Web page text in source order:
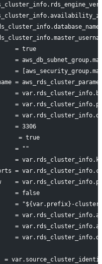
= true
=
=
=
=
=
=
= 3306
= true
= ""
=
=
=
= false
= "${var.prefix}-
=
=
=
=